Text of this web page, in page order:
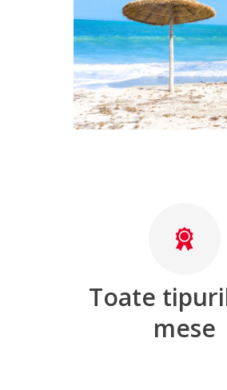
Toate
mese